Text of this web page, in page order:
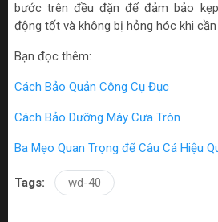
bước trên đều đặn để đảm bảo
động tốt và không bị hỏng hóc khi
Bạn đọc thêm:
Cách Bảo Quản Công Cụ Đục
Cách Bảo Dưỡng Máy Cưa Tròn
Ba Mẹo Quan Trọng để Câu Cá Hiệu
Tags: wd-40